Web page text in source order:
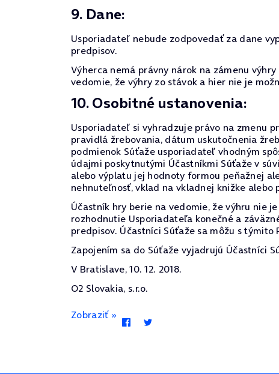
9. Dane:
Usporiadateľ nebude zodpovedať za dane
predpisov.
Výherca nemá právny nárok na zámenu
vedomie, že výhry zo stávok a hier nie je
10. Osobitné ustanovenia:
Usporiadateľ si vyhradzuje právo na zmenu
pravidlá žrebovania, dátum uskutočnenia
podmienok Súťaže usporiadateľ vhodným
údajmi poskytnutými Účastníkmi Súťaže v
alebo výplatu jej hodnoty formou peňažnej
nehnuteľnosť, vklad na vkladnej knižke alebo
Účastník hry berie na vedomie, že výhru nie
rozhodnutie Usporiadateľa konečné a
predpisov. Účastníci Súťaže sa môžu s
Zapojením sa do Súťaže vyjadrujú Účastníci
V Bratislave, 10. 12. 2018.
O2 Slovakia, s.r.o.
Zobraziť »